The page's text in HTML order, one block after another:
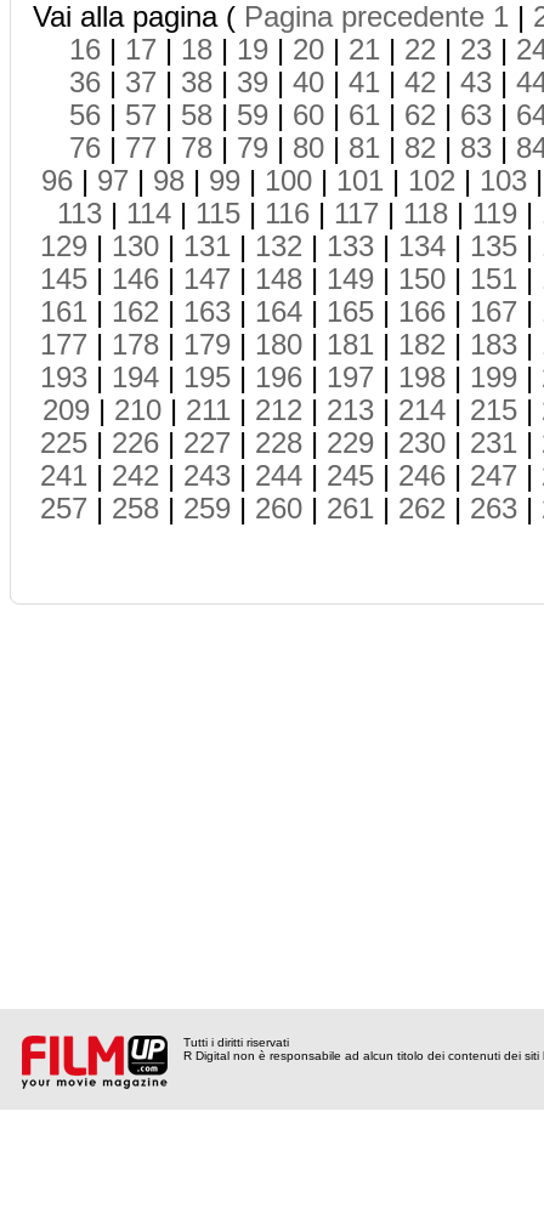
Vai alla pagina ( Pagina precedente 1 |
16 | 17 | 18 | 19 | 20 | 21 | 22 | 23 |
36 | 37 | 38 | 39 | 40 | 41 | 42 | 43 |
56 | 57 | 58 | 59 | 60 | 61 | 62 | 63 |
76 | 77 | 78 | 79 | 80 | 81 | 82 | 83 |
96 | 97 | 98 | 99 | 100 | 101 | 102 | 103
113 | 114 | 115 | 116 | 117 | 118 | 119 |
129 | 130 | 131 | 132 | 133 | 134 | 135 |
145 | 146 | 147 | 148 | 149 | 150 | 151 |
161 | 162 | 163 | 164 | 165 | 166 | 167 |
177 | 178 | 179 | 180 | 181 | 182 | 183 |
193 | 194 | 195 | 196 | 197 | 198 | 199 |
209 | 210 | 211 | 212 | 213 | 214 | 215 |
225 | 226 | 227 | 228 | 229 | 230 | 231 |
241 | 242 | 243 | 244 | 245 | 246 | 247 |
257 | 258 | 259 | 260 | 261 | 262 | 263 |
Tutti i diritti riservati
R Digital non è responsabile ad alcun titolo dei contenuti dei siti